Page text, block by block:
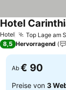
Hotel Top Lage am
Hotel
8,5 Hervorragend
Ab € 90
Preise von 3